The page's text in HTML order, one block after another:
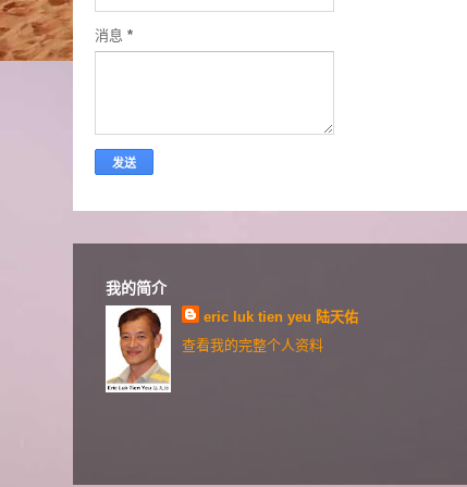
消息 *
我的简介
eric luk tien yeu 陆天佑
查看我的完整个人资料